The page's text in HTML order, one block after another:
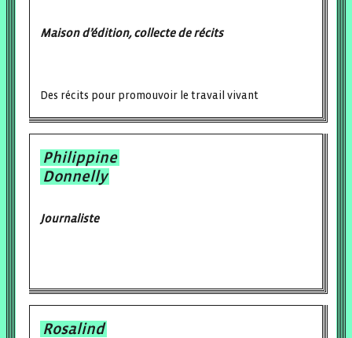
Maison d’édition, collecte de récits
Des récits pour promouvoir le travail vivant
Philippine
Donnelly
Journaliste
Rosalind